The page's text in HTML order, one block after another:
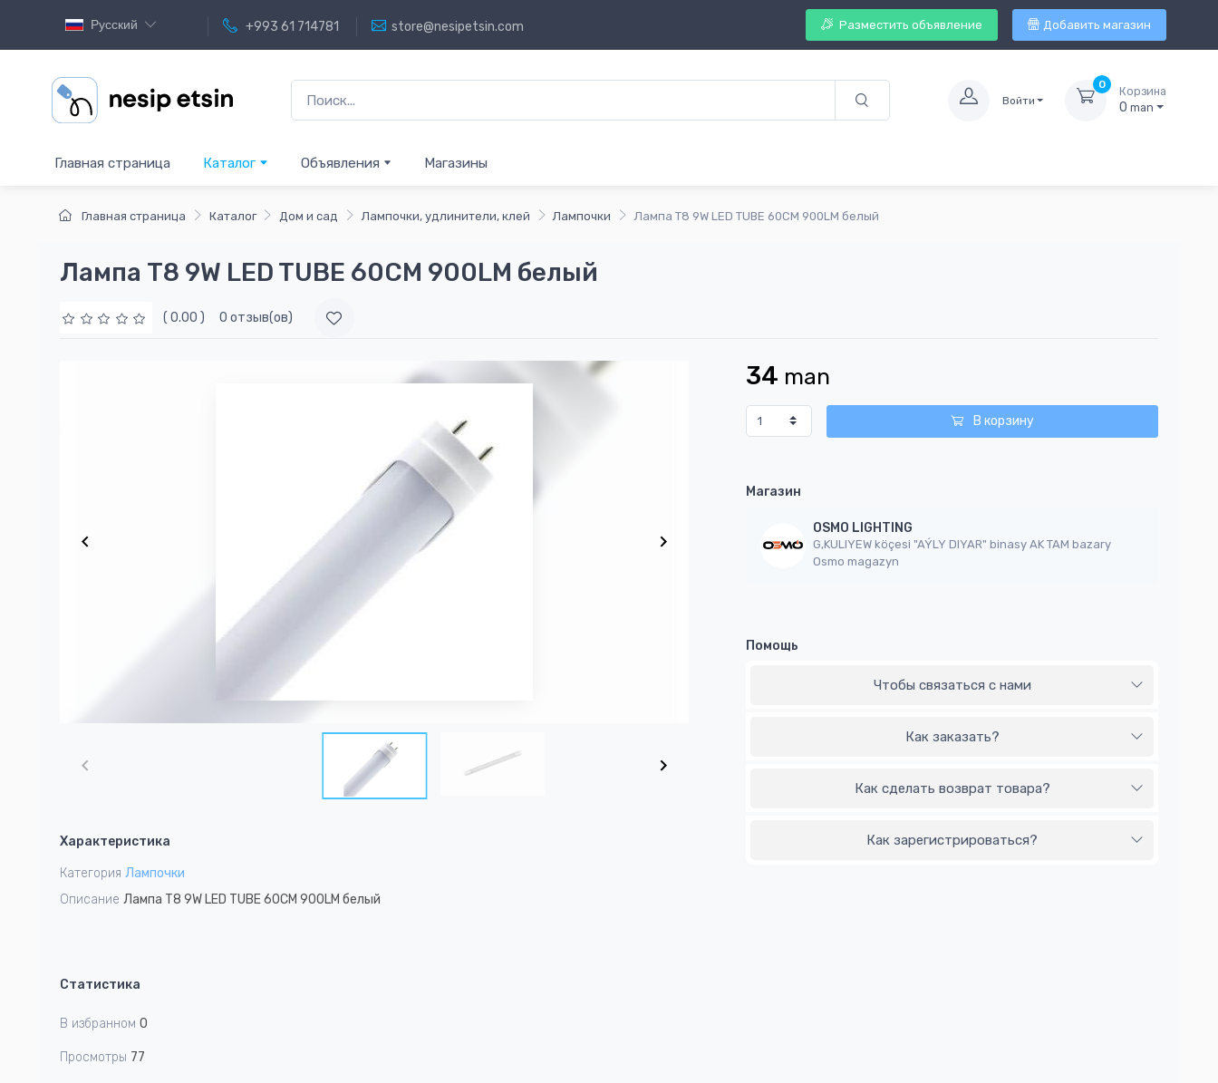
Русский +993 61 714781 store@nesipetsin.com Разместить объявление Добавить магазин
Войти
0
Корзина
0 man
Главная страница Каталог Объявления Магазины
Главная страница Каталог Дом и сад Лампочки, удлинители, клей Лампочки Лампа T8 9W LED TUBE 60CM 900LM белый
Лампа T8 9W LED TUBE 60CM 900LM белый
( 0.00 ) 0 отзыв(ов)
2
Характеристика
Категория Лампочки
Описание Лампа T8 9W LED TUBE 60CM 900LM белый
Статистика
В избранном 0
Просмотры 77
34 man
В корзину
Магазин
OSMO LIGHTING
G,KULIYEW köçesi "AÝLY DIYAR" binasy AK TAM bazary
Osmo magazyn
Помощь
Чтобы связаться с нами
Как заказать?
Как сделать возврат товара?
Как зарегистрироваться?